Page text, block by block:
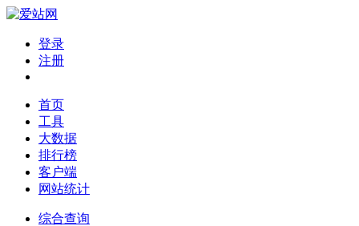
登录
注册
首页
工具
大数据
排行榜
客户端
网站统计
综合查询